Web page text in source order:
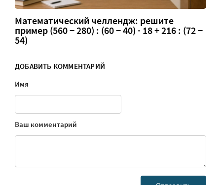
Математический челлендж: решите
пример (560 − 280) : (60 − 40) · 18 + 216 : (72 −
54)
ДОБАВИТЬ КОММЕНТАРИЙ
Имя
Ваш комментарий